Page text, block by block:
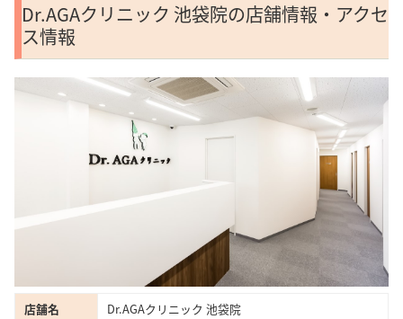
Dr.AGAクリニック 池袋院の店舗情報・アクセ
ス情報
店舗名 Dr.AGAクリニック 池袋院